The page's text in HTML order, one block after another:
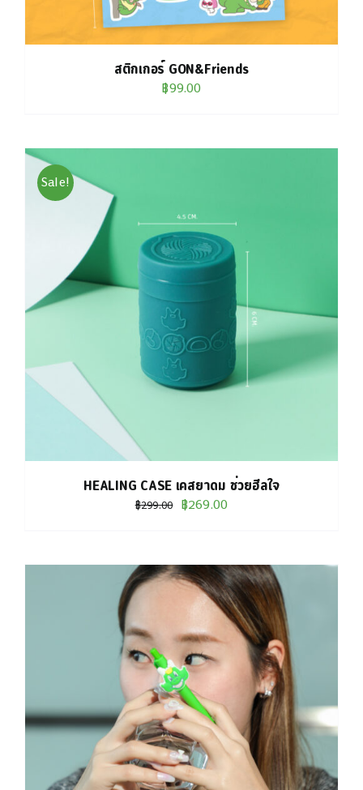
สติกเกอร์ GON&Friends
฿99.00
Sale!
HEALING CASE เคสยาดม ช่วยฮีลใจ
฿299.00 Original
฿299.00.
฿269.00Current
฿269.00.